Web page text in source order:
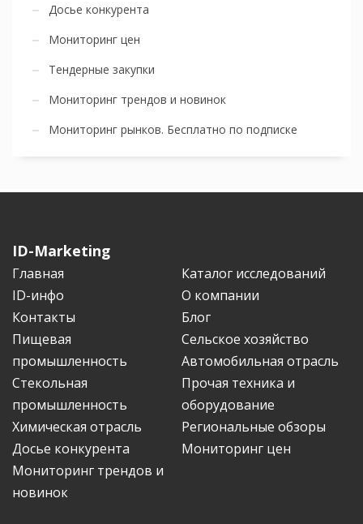
Досье конкурента
Мониторинг цен
Тендерные закупки
Мониторинг трендов и новинок
Мониторинг рынков. Бесплатно по подписке
ID-Marketing
Главная
Каталог исследований
ID-инфо
О компании
Контакты
Блог
Пищевая
промышленность
Сельское хозяйство
Автомобильная отрасль
Стекольная
промышленность
Прочая техника и
оборудование
Химическая отрасль
Региональные обзоры
Досье конкурента
Мониторинг цен
Мониторинг трендов и
новинок